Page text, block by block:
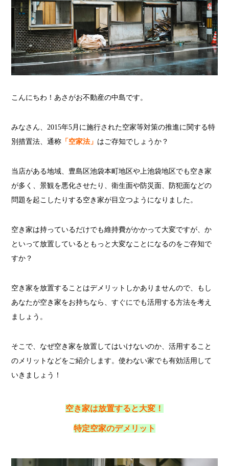
こんにちわ！あさがお不動産の中島です。
みなさん、2015年5月に施行された空家等対策の推進に関する特
別措置法、通称 「空家法」 はご存知でしょうか？
当店がある地域、豊島区池袋本町地区や上池袋地区でも空き家
が多く、景観を悪化させたり、衛生面や防災面、防犯面などの
問題を起こしたりする空き家が目立つようになりました。
空き家は持っているだけでも維持費がかかって大変ですが、か
といって放置しているともっと大変なことになるのをご存知で
すか？
空き家を放置することはデメリットしかありませんので、もし
あなたが空き家をお持ちなら、すぐにでも活用する方法を考え
ましょう。
そこで、なぜ空き家を放置してはいけないのか、活用すること
のメリットなどをご紹介します。使わない家でも有効活用して
いきましょう！
空き家は放置すると大変！
特定空家のデメリット